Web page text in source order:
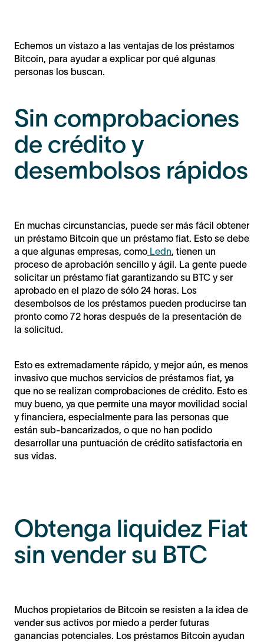
Echemos un vistazo a las ventajas de los préstamos
Bitcoin, para ayudar a explicar por qué algunas
personas los buscan.
Sin comprobaciones
de crédito y
desembolsos rápidos
En muchas circunstancias, puede ser más fácil obtener
un préstamo Bitcoin que un préstamo fiat. Esto se debe
a que algunas empresas, como Ledn , tienen un
proceso de aprobación sencillo y ágil. La gente puede
solicitar un préstamo fiat garantizando su BTC y ser
aprobado en el plazo de sólo 24 horas. Los
desembolsos de los préstamos pueden producirse tan
pronto como 72 horas después de la presentación de
la solicitud.
Esto es extremadamente rápido, y mejor aún, es menos
invasivo que muchos servicios de préstamos fiat, ya
que no se realizan comprobaciones de crédito. Esto es
muy bueno, ya que permite una mayor movilidad social
y financiera, especialmente para las personas que
están sub-bancarizados, o que no han podido
desarrollar una puntuación de crédito satisfactoria en
sus vidas.
Obtenga liquidez Fiat
sin vender su BTC
Muchos propietarios de Bitcoin se resisten a la idea de
vender sus activos por miedo a perder futuras
ganancias potenciales. Los préstamos Bitcoin ayudan